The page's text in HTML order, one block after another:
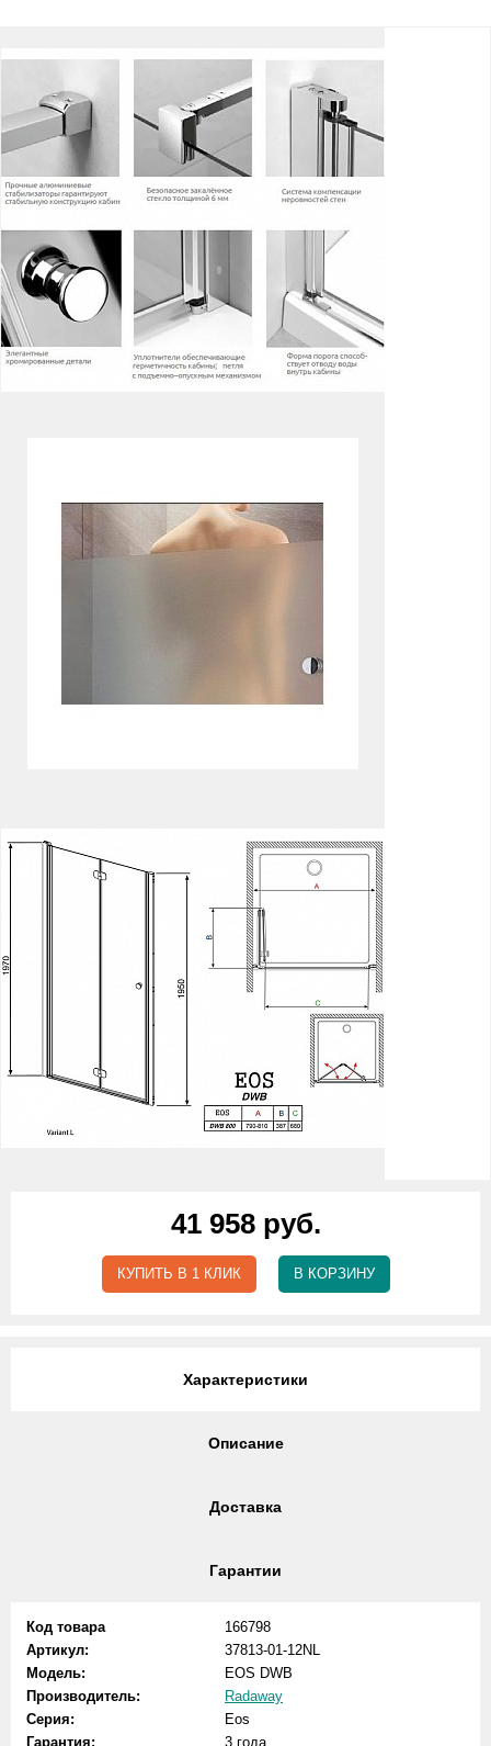
41 958 руб.
КУПИТЬ В 1 КЛИК В КОРЗИНУ
Характеристики
Описание
Доставка
Гарантии
Код товара
166798
Артикул:
37813-01-12NL
Модель:
EOS DWB
Производитель:
Radaway
Серия:
Eos
Гарантия:
3 года